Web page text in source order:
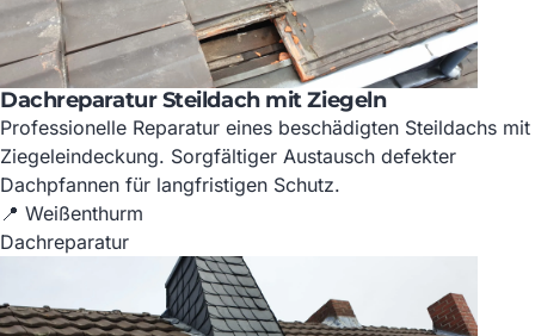
Dachreparatur Steildach mit Ziegeln
Professionelle Reparatur eines beschädigten Steildachs mit
Ziegeleindeckung. Sorgfältiger Austausch defekter
Dachpfannen für langfristigen Schutz.
📍 Weißenthurm
Dachreparatur